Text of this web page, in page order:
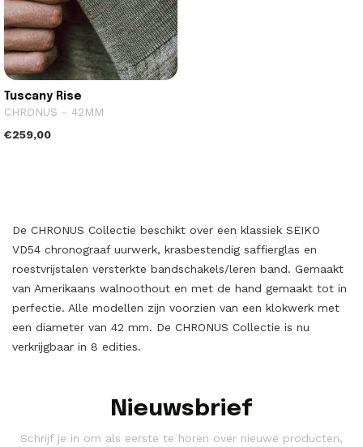
Tuscany Rise
CHRONUS - 42MM
€259,00
De CHRONUS Collectie beschikt over een klassiek SEIKO
VD54 chronograaf uurwerk, krasbestendig saffierglas en
roestvrijstalen versterkte bandschakels/leren band. Gemaakt
van Amerikaans walnoothout en met de hand gemaakt tot in
perfectie. Alle modellen zijn voorzien van een klokwerk met
een diameter van 42 mm. De CHRONUS Collectie is nu
verkrijgbaar in 8 edities.
Nieuwsbrief
Schrijf je in om als eerste te horen over nieuwe producten,